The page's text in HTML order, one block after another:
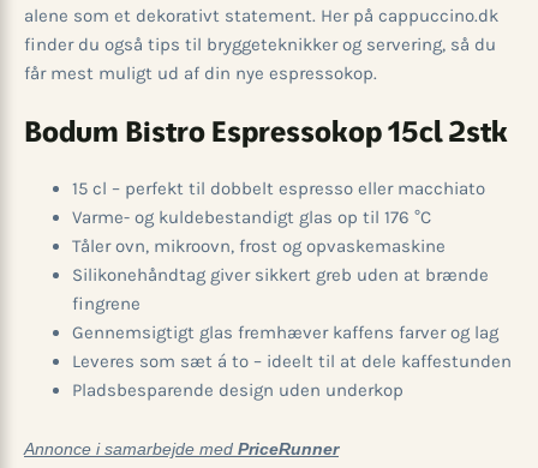
alene som et dekorativt statement. Her på cappuccino.dk
finder du også tips til bryggeteknikker og servering, så du
får mest muligt ud af din nye espressokop.
Bodum Bistro Espressokop 15cl 2stk
15 cl – perfekt til dobbelt espresso eller macchiato
Varme- og kuldebestandigt glas op til 176 °C
Tåler ovn, mikroovn, frost og opvaskemaskine
Silikonehåndtag giver sikkert greb uden at brænde
fingrene
Gennemsigtigt glas fremhæver kaffens farver og lag
Leveres som sæt á to – ideelt til at dele kaffestunden
Pladsbesparende design uden underkop
Annonce i samarbejde med PriceRunner